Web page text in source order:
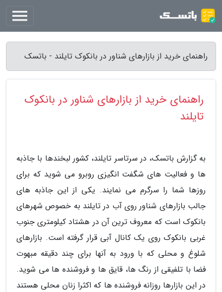
راهنمای خرید از بازارهای شناور در بانکوک تایلند - باتسک
راهنمای خرید از بازارهای شناور در بانکوک
تایلند
به گزارش باتسک، در سرتاسر تایلند، کشور لبخندها با جاذبه
ها و فعالیت های شگفت انگیزی روبرو می شوید که برای
روزها شما را سرگرم می نمایند. یکی از این جاذبه های
جالب بازارهای شناور روی آب در تایلند به خصوص شهرهای
بانکوک است که معروف ترین آن در هشتاد کیلومتری جنوب
غربی بانکوک روی یک کانال آبی قرار گرفته است. بازارهای
شلوغ و محلی که با ورود به آنها برای چند دقیقه مبهوت
فضا با تلفیقی از رنگ ها، قایق ها و فروشنده ها می شوید.
در این بازارها روزانه فروشنده ها که اکثرا زنان محلی هستند